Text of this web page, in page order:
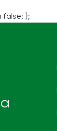
false; };